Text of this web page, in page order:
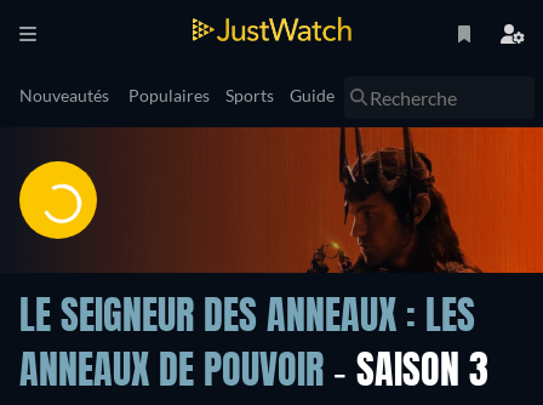
Nouveautés Populaires Sports Guide
LE SEIGNEUR DES ANNEAUX : LES
ANNEAUX DE POUVOIR - SAISON 3